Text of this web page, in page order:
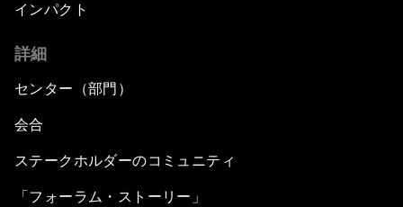
インパクト
詳細
センター（部門）
会合
ステークホルダーのコミュニティ
「フォーラム・ストーリー」